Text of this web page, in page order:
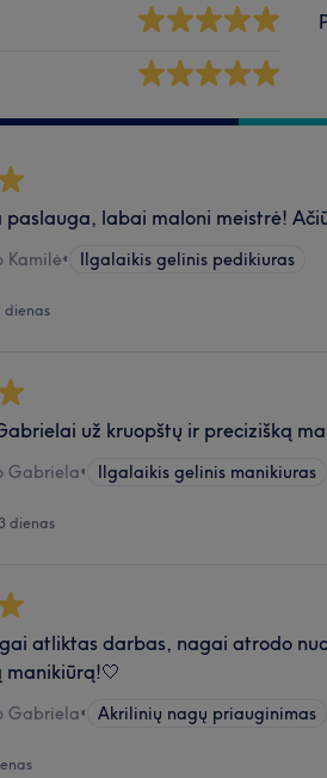
labai maloni meistrė!
Kamilė• Ilgalaikis gelinis pedikiuras
dienas
už kruopštų ir precizišką
Gabriela• Ilgalaikis gelinis manikiuras
dienas
atliktas darbas, nagai atrodo
Gabriela• Akrilinių nagų priauginimas